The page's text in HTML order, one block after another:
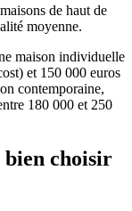
de haut de
moyenne.
maison individuelle
et 150 000 euros
contemporaine,
180 000 et 250
choisir